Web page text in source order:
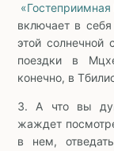
«Гостеприимная
включает в
этой
поездки в
конечно, в
3. А что вы
жаждет
в нем,